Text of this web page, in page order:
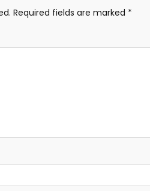
Required fields are marked *